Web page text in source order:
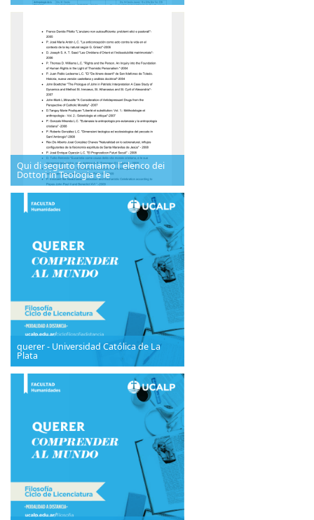
Qui di seguito forniamo l´elenco dei
Dottori in Teologia e le
querer - Universidad Católica de La
Plata